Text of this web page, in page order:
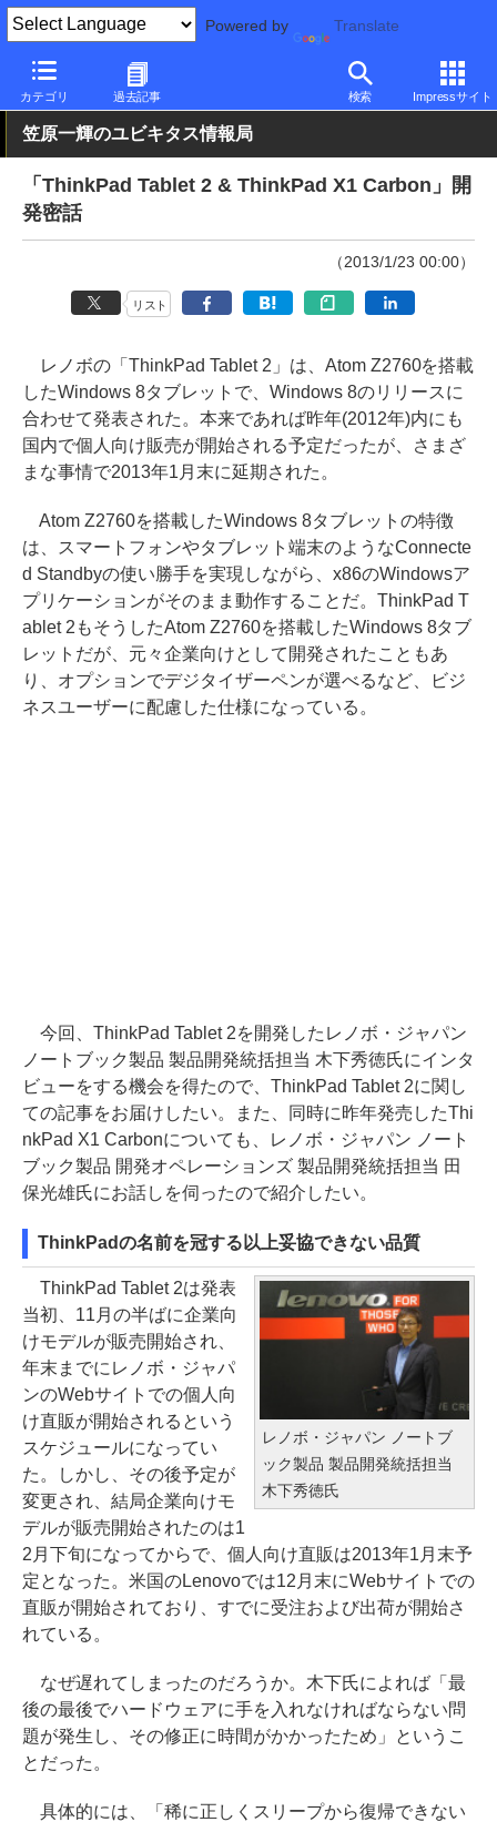
Powered by Translate
カテゴリ 過去記事 検索 Impressサイト
PC Watch パソコン/タブレット/スマートフォン ノートパソコン
笠原一輝のユビキタス情報局
「ThinkPad Tablet 2 & ThinkPad X1 Carbon」開
発密話
（2013/1/23 00:00）
リスト
レノボの「ThinkPad Tablet 2」は、Atom Z2760を搭載
したWindows 8タブレットで、Windows 8のリリースに
合わせて発表された。本来であれば昨年(2012年)内にも
国内で個人向け販売が開始される予定だったが、さまざ
まな事情で2013年1月末に延期された。
Atom Z2760を搭載したWindows 8タブレットの特徴
は、スマートフォンやタブレット端末のようなConnecte
d Standbyの使い勝手を実現しながら、x86のWindowsア
プリケーションがそのまま動作することだ。ThinkPad T
ablet 2もそうしたAtom Z2760を搭載したWindows 8タブ
レットだが、元々企業向けとして開発されたこともあ
り、オプションでデジタイザーペンが選べるなど、ビジ
ネスユーザーに配慮した仕様になっている。
今回、ThinkPad Tablet 2を開発したレノボ・ジャパン
ノートブック製品 製品開発統括担当 木下秀徳氏にインタ
ビューをする機会を得たので、ThinkPad Tablet 2に関し
ての記事をお届けしたい。また、同時に昨年発売したThi
nkPad X1 Carbonについても、レノボ・ジャパン ノート
ブック製品 開発オペレーションズ 製品開発統括担当 田
保光雄氏にお話しを伺ったので紹介したい。
ThinkPadの名前を冠する以上妥協できない品質
レノボ・ジャパン ノートブ
ック製品 製品開発統括担当
木下秀徳氏
ThinkPad Tablet 2は発表
当初、11月の半ばに企業向
けモデルが販売開始され、
年末までにレノボ・ジャパ
ンのWebサイトでの個人向
け直販が開始されるという
スケジュールになってい
た。しかし、その後予定が
変更され、結局企業向けモ
デルが販売開始されたのは1
2月下旬になってからで、個人向け直販は2013年1月末予
定となった。米国のLenovoでは12月末にWebサイトでの
直販が開始されており、すでに受注および出荷が開始さ
れている。
なぜ遅れてしまったのだろうか。木下氏によれば「最
後の最後でハードウェアに手を入れなければならない問
題が発生し、その修正に時間がかかったため」というこ
とだった。
具体的には、「稀に正しくスリープから復帰できない